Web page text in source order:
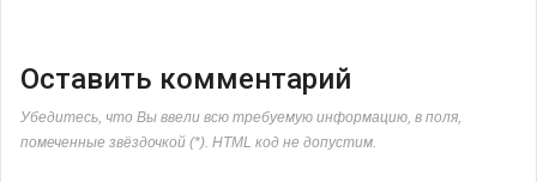
Оставить комментарий
Убедитесь, что Вы ввели всю требуемую информацию, в поля,
помеченные звёздочкой (*). HTML код не допустим.